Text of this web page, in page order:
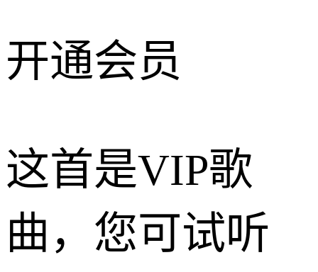
开通会员
这首是VIP歌
曲，您可试听